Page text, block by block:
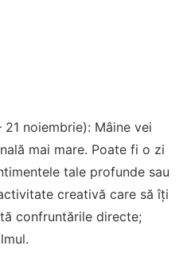
noiembrie): Mâine vei
mai mare. Poate fi o zi
tale profunde sau
creativă care să îți
confruntările directe;